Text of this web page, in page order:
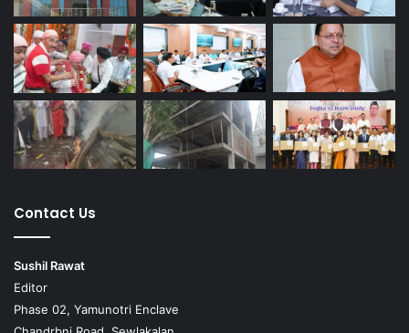
Contact Us
Sushil Rawat
Editor
Phase 02, Yamunotri Enclave